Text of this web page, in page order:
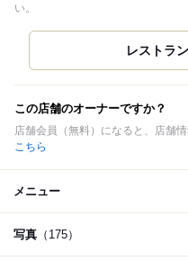
い。
この店舗のオーナーですか？
店舗会員（無料）になると、店舗
こちら
メニュー
写真 （175）